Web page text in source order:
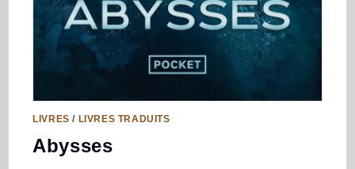
LIVRES / LIVRES TRADUITS
Abysses